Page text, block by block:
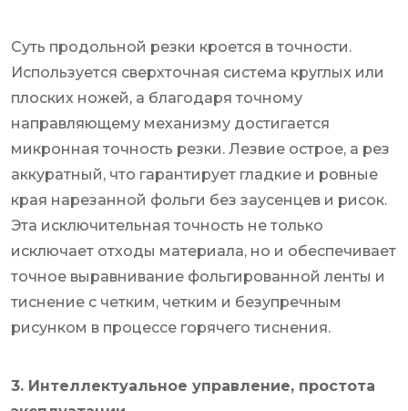
Суть продольной резки кроется в точности.
Используется сверхточная система круглых или
плоских ножей, а благодаря точному
направляющему механизму достигается
микронная точность резки. Лезвие острое, а рез
аккуратный, что гарантирует гладкие и ровные
края нарезанной фольги без заусенцев и рисок.
Эта исключительная точность не только
исключает отходы материала, но и обеспечивает
точное выравнивание фольгированной ленты и
тиснение с четким, четким и безупречным
рисунком в процессе горячего тиснения.
3. Интеллектуальное управление, простота